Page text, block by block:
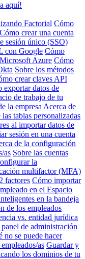
aquí!
Factorial Cómo
Cómo crear una cuenta
sesión único (SSO)
con Google Cómo
Azure Cómo
Sobre los métodos
crear claves API
exportar datos de
de trabajo de tu
la empresa Acerca de
tablas personalizadas
al importar datos de
sesión en una cuenta
de la configuración
as Sobre las cuentas
la
multifactor (MFA)
factores Cómo importar
en el Espacio
en la bandeja
de los empleados
vs. entidad jurídica
de administración
se puede hacer
as Guardar y
los dominios de tu